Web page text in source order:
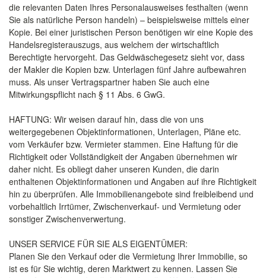
die relevanten Daten Ihres Personalausweises festhalten (wenn
Sie als natürliche Person handeln) – beispielsweise mittels einer
Kopie. Bei einer juristischen Person benötigen wir eine Kopie des
Handelsregisterauszugs, aus welchem der wirtschaftlich
Berechtigte hervorgeht. Das Geldwäschegesetz sieht vor, dass
der Makler die Kopien bzw. Unterlagen fünf Jahre aufbewahren
muss. Als unser Vertragspartner haben Sie auch eine
Mitwirkungspflicht nach § 11 Abs. 6 GwG.
HAFTUNG: Wir weisen darauf hin, dass die von uns
weitergegebenen Objektinformationen, Unterlagen, Pläne etc.
vom Verkäufer bzw. Vermieter stammen. Eine Haftung für die
Richtigkeit oder Vollständigkeit der Angaben übernehmen wir
daher nicht. Es obliegt daher unseren Kunden, die darin
enthaltenen Objektinformationen und Angaben auf ihre Richtigkeit
hin zu überprüfen. Alle Immobilienangebote sind freibleibend und
vorbehaltlich Irrtümer, Zwischenverkauf- und Vermietung oder
sonstiger Zwischenverwertung.
UNSER SERVICE FÜR SIE ALS EIGENTÜMER:
Planen Sie den Verkauf oder die Vermietung Ihrer Immobilie, so
ist es für Sie wichtig, deren Marktwert zu kennen. Lassen Sie